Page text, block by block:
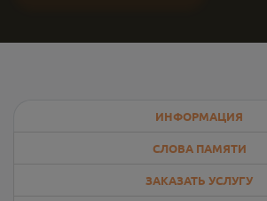
ИНФОРМАЦИЯ
СЛОВА ПАМЯТИ
ЗАКАЗАТЬ УСЛУГУ